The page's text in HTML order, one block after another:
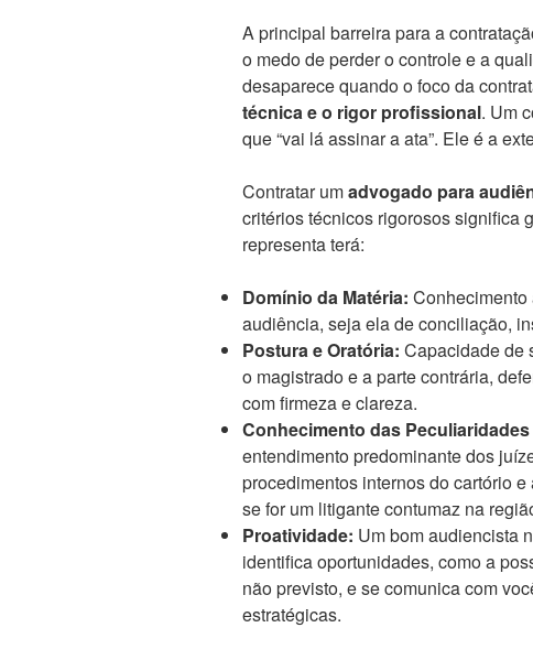
A principal barreira para a
o medo de perder o controle e a
desaparece quando o foco da
técnica e o rigor profissional. Um
que “vai lá assinar a ata”. Ele é a
Contratar umadvogado para
critérios técnicos rigorosos significa
representa terá:
Domínio da Matéria: Conhecimento
audiência, seja ela de conciliação,
Postura e Oratória: Capacidade de
o magistrado e a parte contrária,
com firmeza e clareza.
Conhecimento das
entendimento predominante dos
procedimentos internos do cartório
se for um litigante contumaz na
Proatividade: Um bom audiencista
identifica oportunidades, como a
não previsto, e se comunica com
estratégicas.